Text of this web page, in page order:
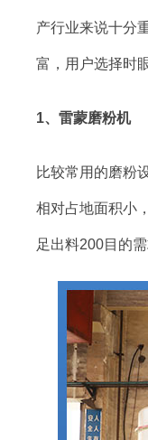
产行业来说十分
富，用户选择时
1、雷蒙磨粉机
比较常用的磨粉
相对占地面积小
足出料200目的需